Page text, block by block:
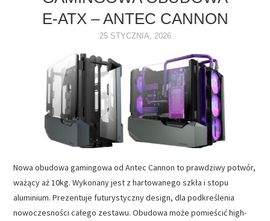
NAPĘDY
OPROGRAMOWANIE
INTERNET
E-ATX – ANTEC CANNON
25 STYCZNIA, 2026
Nowa obudowa gamingowa od Antec Cannon to prawdziwy potwór,
ważący aż 10kg. Wykonany jest z hartowanego szkła i stopu
aluminium. Prezentuje futurystyczny design, dla podkreślenia
nowoczesności całego zestawu. Obudowa może pomieścić high-